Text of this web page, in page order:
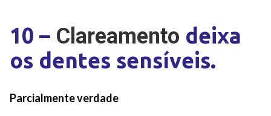
10 – Clareamento deixa
os dentes sensíveis.
Parcialmente verdade